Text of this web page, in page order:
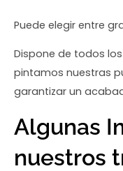
Puede elegir entre
Dispone de todos
pintamos nuestras
garantizar un
Algunas
nuestros